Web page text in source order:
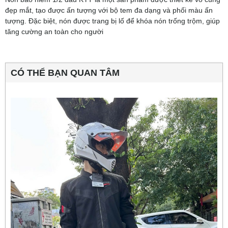
đẹp mắt, tạo được ấn tượng với bộ tem đa dạng và phối màu ấn
tượng. Đặc biệt, nón được trang bị lố để khóa nón trống trộm, giúp
tăng cường an toàn cho người
CÓ THỂ BẠN QUAN TÂM